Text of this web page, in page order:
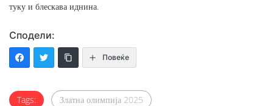
туку и блескава иднина.
Сподели:
Повеќе
Tags: Златна олимпија 2025